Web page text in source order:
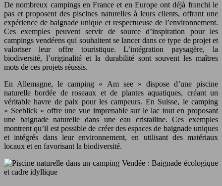
De nombreux campings en France et en Europe ont déjà franchi le
pas et proposent des piscines naturelles à leurs clients, offrant une
expérience de baignade unique et respectueuse de l’environnement.
Ces exemples peuvent servir de source d’inspiration pour les
campings vendéens qui souhaitent se lancer dans ce type de projet et
valoriser leur offre touristique. L’intégration paysagère, la
biodiversité, l’originalité et la durabilité sont souvent les maîtres
mots de ces projets réussis.
En Allemagne, le camping « Am see » dispose d’une piscine
naturelle bordée de roseaux et de plantes aquatiques, créant un
véritable havre de paix pour les campeurs. En Suisse, le camping
« Seeblick » offre une vue imprenable sur le lac tout en proposant
une baignade naturelle dans une eau cristalline. Ces exemples
montrent qu’il est possible de créer des espaces de baignade uniques
et intégrés dans leur environnement, en utilisant des matériaux
locaux et en favorisant la biodiversité.